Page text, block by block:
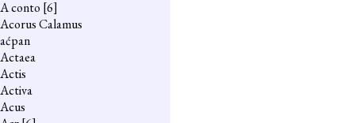
A conto [6]
Acorus Calamus
aćpan
Actaea
Actis
Activa
Acus